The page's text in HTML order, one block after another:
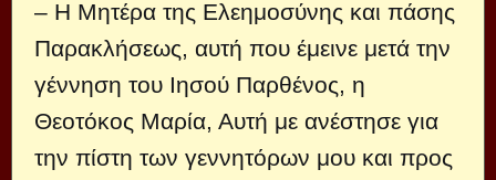
– Η Μητέρα της Ελεημοσύνης και πάσης
Παρακλήσεως, αυτή που έμεινε μετά την
γέννηση του Ιησού Παρθένος, η
Θεοτόκος Μαρία, Αυτή με ανέστησε για
την πίστη των γεννητόρων μου και προς